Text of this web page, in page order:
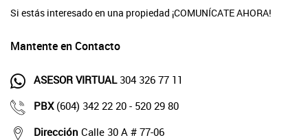
Si estás interesado en una propiedad ¡COMUNÍCATE AHORA!
Mantente en Contacto
ASESOR VIRTUAL304 326 77 11
PBX (604) 342 22 20 - 520 29 80
Dirección Calle 30 A # 77-06